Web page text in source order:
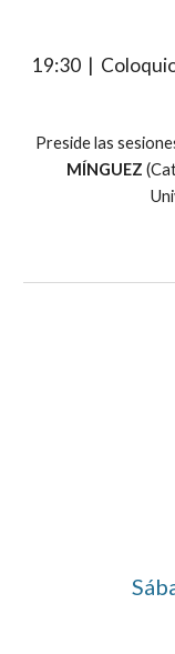
19:30
|
Preside las
MÍNGUEZ